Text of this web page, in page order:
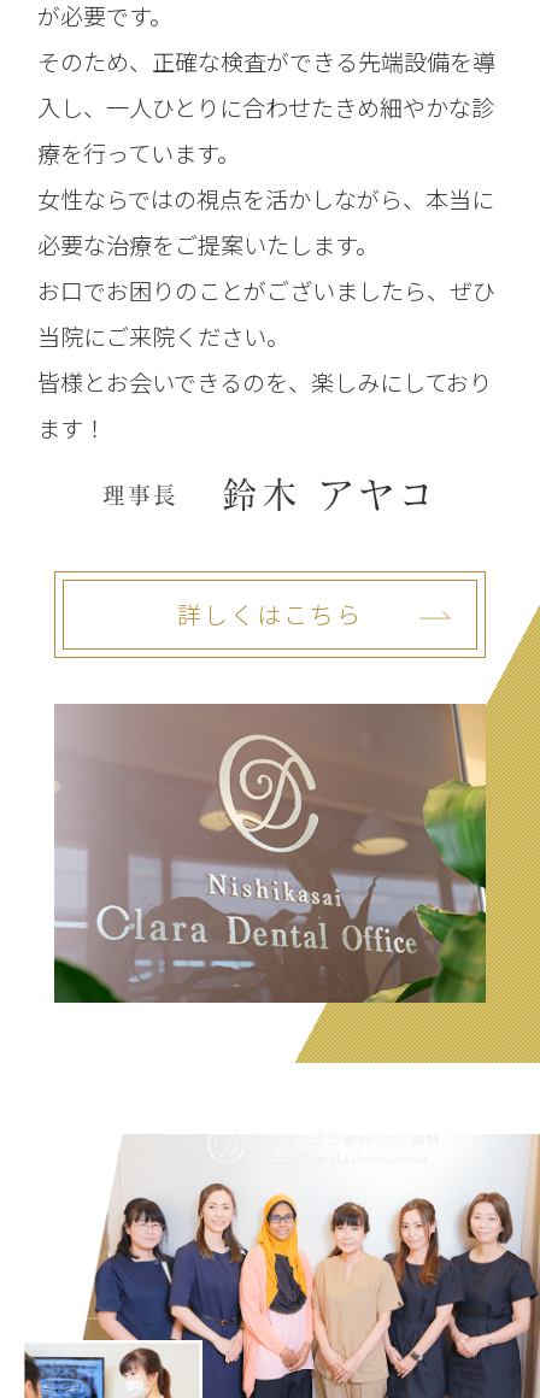
が必要です。
そのため、正確な検査ができる先端設備を導
入し、一人ひとりに合わせたきめ細やかな診
療を行っています。
女性ならではの視点を活かしながら、本当に
必要な治療をご提案いたします。
お口でお困りのことがございましたら、ぜひ
当院にご来院ください。
皆様とお会いできるのを、楽しみにしており
ます！
理事長 鈴木 アヤコ
詳しくはこちら